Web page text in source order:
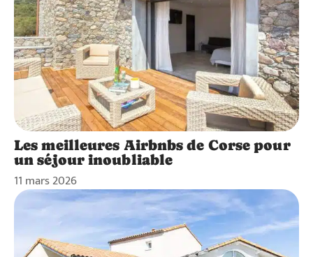
Les meilleures Airbnbs de Corse pour
un séjour inoubliable
11 mars 2026